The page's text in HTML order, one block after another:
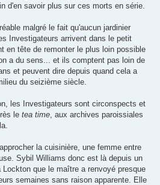
d'en savoir plus sur ces morts en série.
malgré le fait qu'aucun jardinier
Investigateurs arrivent dans le petit
en tête de remonter le plus loin possible
a du sens... et ils comptent pas loin de
et peuvent dire depuis quand cela a
du seizième siècle.
les Investigateurs sont circonspects et
le tea time , aux archives paroissiales
la cuisinière, une femme entre
Sybil Williams donc est là depuis un
que le maître a renvoyé presque
semaines sans raison apparente. Elle